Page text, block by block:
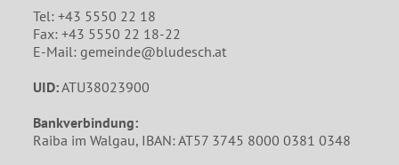
Tel: +43 5550 22 18
Fax: +43 5550 22 18-22
E-Mail: gemeinde@bludesch.at
UID:ATU38023900
Bankverbindung:
Raiba im Walgau, IBAN: AT57 3745 8000 0381 0348